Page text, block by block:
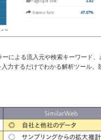
による流入元や検索キーワード、
力するだけでわかる解析ツール。